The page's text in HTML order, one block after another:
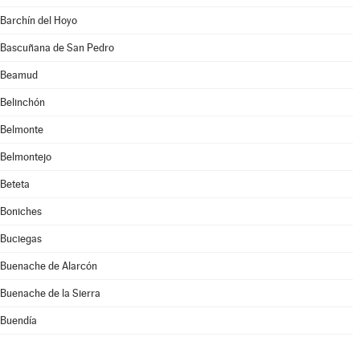
Barchín del Hoyo
Bascuñana de San Pedro
Beamud
Belinchón
Belmonte
Belmontejo
Beteta
Boniches
Buciegas
Buenache de Alarcón
Buenache de la Sierra
Buendía